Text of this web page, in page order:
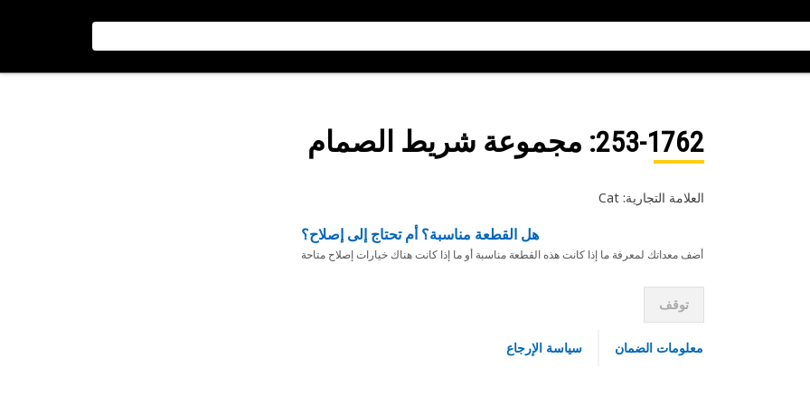
253-1762: مجموعة شريط الصمام
العلامة التجارية: Cat
هل القطعة مناسبة؟ أم تحتاج إلى إصلاح؟
أضف معداتك لمعرفة ما إذا كانت هذه القطعة مناسبة أو ما إذا كانت هناك خيارات إصلاح متاحة
توقف
معلومات الضمان سياسة الإرجاع